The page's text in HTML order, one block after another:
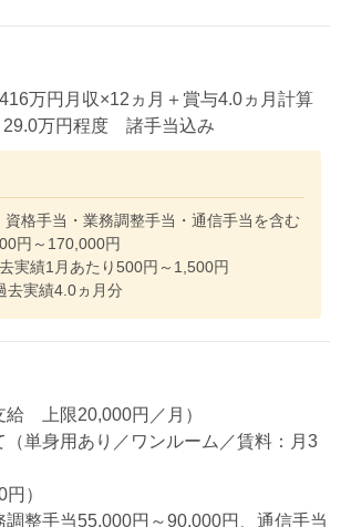
万円月収×12ヵ月＋賞与4.0ヵ月計算
29.0万円程度 諸手当込み
格手当・業務調整手当・通信手当を含む
円～170,000円
実績1月あたり500円～1,500円
去実績4.0ヵ月分
給 上限20,000円／月）
（単身用あり／ワンルーム／賃料：月3
）
調整手当55,000円～90,000円、通信手当